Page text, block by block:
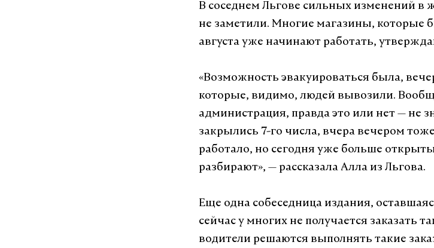
В соседнем Льгове сильных изменений в
не заметили. Многие магазины, которые
августа уже начинают работать,
«Возможность эвакуироваться была,
которые, видимо, людей вывозили.
администрация, правда это или нет — не
закрылись 7-го числа, вчера вечером
работало, но сегодня уже больше
разбирают», — рассказала Алла из Льгова.
Еще одна собеседница издания,
сейчас у многих не получается заказать
водители решаются выполнять такие